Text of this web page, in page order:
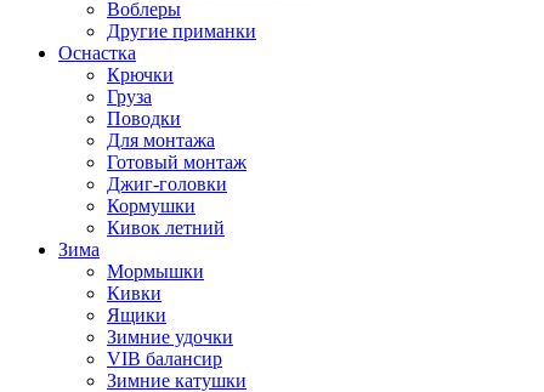
Воблеры
Другие приманки
Оснастка
Крючки
Груза
Поводки
Для монтажа
Готовый монтаж
Джиг-головки
Кормушки
Кивок летний
Зима
Мормышки
Кивки
Ящики
Зимние удочки
VIB балансир
Зимние катушки